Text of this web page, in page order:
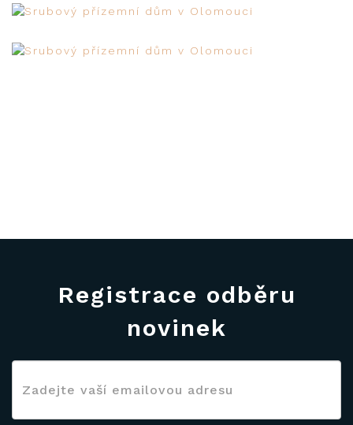
Registrace odběru
novinek